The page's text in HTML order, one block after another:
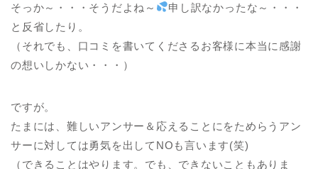
そっか～・・・そうだよね～
申し訳なかったな～・・・
と反省したり。
（それでも、口コミを書いてくださるお客様に本当に感謝
の想いしかない・・・）
ですが。
たまには、難しいアンサー＆応えることにをためらうアン
サーに対しては勇気を出してNOも言います(笑)
（できることはやります。でも、できないこともありま